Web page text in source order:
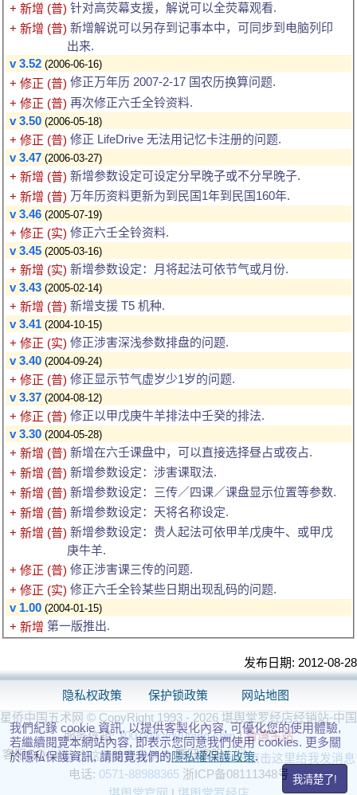
+ 新增 (普) 针对高荧幕支援，解说可以全荧幕观看.
+ 新增 (普) 新增解说可以另存到记事本中，可同步到电脑列印
出来.
v 3.52 (2006-06-16)
+ 修正 (普) 修正万年历 2007-2-17 国农历换算问题.
+ 修正 (普) 再次修正六壬全铃资料.
v 3.50 (2006-05-18)
+ 修正 (普) 修正 LifeDrive 无法用记忆卡注册的问题.
v 3.47 (2006-03-27)
+ 新增 (普) 新增参数设定可设定分早晚子或不分早晚子.
+ 新增 (普) 万年历资料更新为到民国1年到民国160年.
v 3.46 (2005-07-19)
+ 修正 (实) 修正六壬全铃资料.
v 3.45 (2005-03-16)
+ 新增 (实) 新增参数设定：月将起法可依节气或月份.
v 3.43 (2005-02-14)
+ 新增 (普) 新增支援 T5 机种.
v 3.41 (2004-10-15)
+ 修正 (实) 修正涉害深浅参数排盘的问题.
v 3.40 (2004-09-24)
+ 修正 (普) 修正显示节气虚岁少1岁的问题.
v 3.37 (2004-08-12)
+ 修正 (普) 修正以甲戊庚牛羊排法中壬癸的排法.
v 3.30 (2004-05-28)
+ 新增 (普) 新增在六壬课盘中，可以直接选择昼占或夜占.
+ 新增 (普) 新增参数设定：涉害课取法.
+ 新增 (普) 新增参数设定：三传／四课／课盘显示位置等参数.
+ 新增 (普) 新增参数设定：天将名称设定.
+ 新增 (普) 新增参数设定：贵人起法可依甲羊戊庚牛、或甲戊
庚牛羊.
+ 修正 (普) 修正涉害课三传的问题.
+ 修正 (实) 修正六壬全铃某些日期出现乱码的问题.
v 1.00 (2004-01-15)
+ 新增 第一版推出.
发布日期: 2012-08-28
隐私权政策 保护锁政策
网站地图
星侨中国五术网 © CopyRight 1993 - 2026 堪舆堂罗经店经销站-中国
服务信箱:1001@kanyutang.com|台湾主站
客服QQ:
旺旺客服：
电话: 0571-88988365浙ICP备08111348号
我們紀錄 cookie 資訊, 以提供客製化內容, 可優化您的使用體驗,
若繼續閱覽本網站內容, 即表示您同意我們使用 cookies. 更多關
於隱私保護資訊, 請閱覽我們的隱私權保護政策.
我清楚了!